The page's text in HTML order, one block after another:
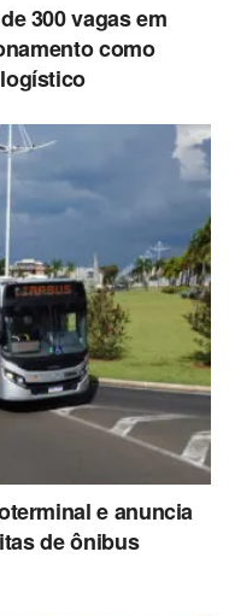
300 vagas em
como
e anuncia
de ônibus